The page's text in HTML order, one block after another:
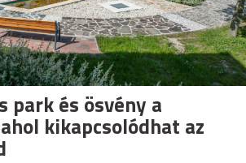
park és ösvény a
kikapcsolódhat az